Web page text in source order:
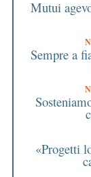
Mutui
Sempre a
«Progetti